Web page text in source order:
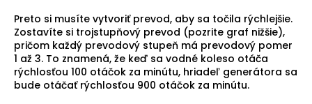
Preto si musíte vytvoriť prevod, aby sa točila rýchlejšie.
Zostavíte si trojstupňový prevod (pozrite graf nižšie),
pričom každý prevodový stupeň má prevodový pomer
1 až 3. To znamená, že keď sa vodné koleso otáča
rýchlosťou 100 otáčok za minútu, hriadeľ generátora sa
bude otáčať rýchlosťou 900 otáčok za minútu.